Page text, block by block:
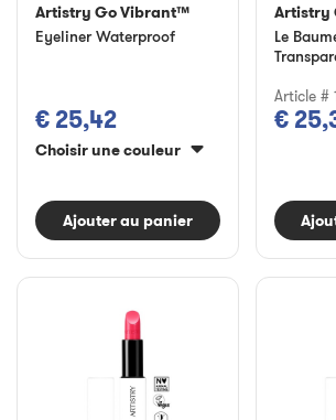
Artistry Go Vibrant™
Eyeliner Waterproof
€ 25,42
Choisir une couleur
Ajouter au panier
Artistry
Le
Article #
€